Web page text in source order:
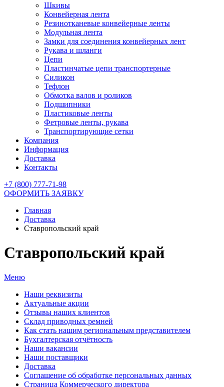
Шкивы
Конвейерная лента
Резинотканевые конвейерные ленты
Модульная лента
Замки для соединения конвейерных лент
Рукава и шланги
Цепи
Пластинчатые цепи транспортерные
Силикон
Тефлон
Обмотка валов и роликов
Подшипники
Пластиковые ленты
Фетровые ленты, рукава
Транспортирующие сетки
Компания
Информация
Доставка
Контакты
+7 (800) 777-71-98
ОФОРМИТЬ ЗАЯВКУ
Главная
Доставка
Ставропольский край
Ставропольский край
Меню
Наши реквизиты
Актуальные акции
Отзывы наших клиентов
Склад приводных ремней
Как стать нашим региональным представителем
Бухгалтерская отчётность
Наши вакансии
Наши поставщики
Доставка
Соглашение об обработке персональных данных
Страница Коммерческого директора